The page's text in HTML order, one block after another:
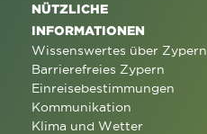
NÜTZLICHE
INFORMATIONEN
Wissenswertes über Zypern
Barrierefreies Zypern
Einreisebestimmungen
Kommunikation
Klima und Wetter